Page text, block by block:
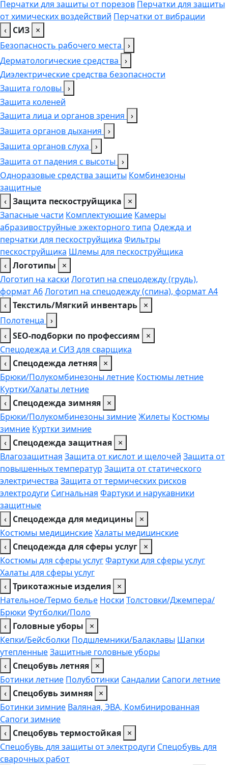
Перчатки для защиты от порезов Перчатки для защиты
от химических воздействий Перчатки от вибрации
‹ СИЗ ×
Безопасность рабочего места ›
Дерматологические средства ›
Диэлектрические средства безопасности
Защита головы ›
Защита коленей
Защита лица и органов зрения ›
Защита органов дыхания ›
Защита органов слуха ›
Защита от падения с высоты ›
Одноразовые средства защиты Комбинезоны
защитные
‹ Защита пескоструйщика
×
Запасные части Комплектующие Камеры
абразивоструйные эжекторного типа Одежда и
перчатки для пескоструйщика Фильтры
пескоструйщика Шлемы для пескоструйщика
‹ Логотипы
×
Логотип на каски Логотип на спецодежду (грудь),
формат А6Логотип на спецодежду (спина), формат А4
‹ Текстиль/Мягкий инвентарь ×
Полотенца ›
‹ SEO-подборки по профессиям
×
Спецодежда и СИЗ для сварщика
‹ Спецодежда летняя ×
Брюки/Полукомбинезоны летние Костюмы летние
Куртки/Халаты летние
‹ Спецодежда зимняя ×
Брюки/Полукомбинезоны зимниеЖилеты Костюмы
зимние Куртки зимние
‹ Спецодежда защитная ×
Влагозащитная Защита от кислот и щелочей Защита от
повышенных температур Защита от статического
электричества Защита от термических рисков
электродуги Сигнальная Фартуки и нарукавники
защитные
‹ Спецодежда для медицины
×
Костюмы медицинскиеХалаты медицинские
‹ Спецодежда для сферы услуг ×
Костюмы для сферы услугФартуки для сферы услуг
Халаты для сферы услуг
‹ Трикотажные изделия ×
Нательное/Термо белье Носки Толстовки/Джемпера/
Брюки Футболки/Поло
‹ Головные уборы
×
Кепки/Бейсболки Подшлемники/Балаклавы Шапки
утепленныеЗащитные головные уборы
‹ Спецобувь летняя ×
Ботинки летние Полуботинки Сандалии Сапоги летние
‹ Спецобувь зимняя ×
Ботинки зимние Валяная, ЭВА, Комбинированная
Сапоги зимние
‹ Спецобувь термостойкая ×
Спецобувь для защиты от электродуги Спецобувь для
сварочных работ